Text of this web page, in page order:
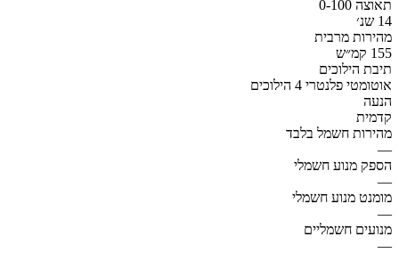
תאוצה 0-100
14 שנ׳
מהירות מרבית
155 קמ״ש
תיבת הילוכים
אוטומטי פלנטרי 4 הילוכים
הנעה
קדמית
מהירות חשמל בלבד
—
הספק מנוע חשמלי
—
מומנט מנוע חשמלי
—
מנועים חשמליים
—